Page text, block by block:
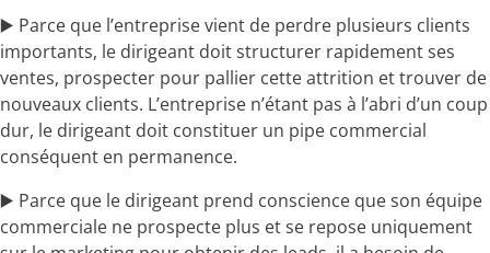
▶️ Parce que l’entreprise vient de perdre plusieurs clients
importants, le dirigeant doit structurer rapidement ses
ventes, prospecter pour pallier cette attrition et trouver de
nouveaux clients. L’entreprise n’étant pas à l’abri d’un coup
dur, le dirigeant doit constituer un pipe commercial
conséquent en permanence.
▶️ Parce que le dirigeant prend conscience que son équipe
commerciale ne prospecte plus et se repose uniquement